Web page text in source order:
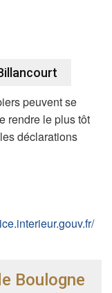
peuvent se
rendre le plus tôt
déclarations
Boulogne